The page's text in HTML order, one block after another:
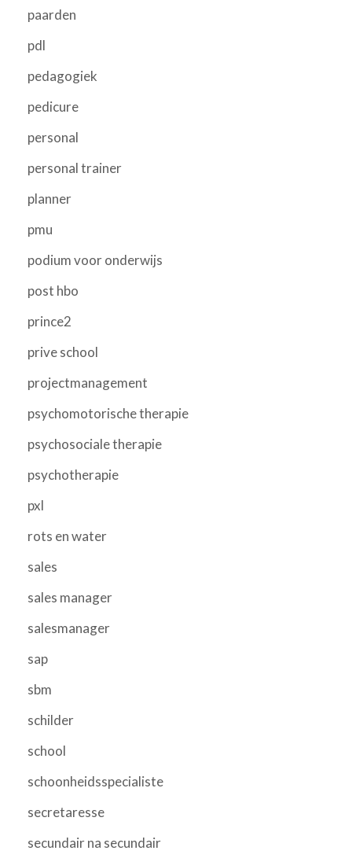
paarden
pdl
pedagogiek
pedicure
personal
personal trainer
planner
pmu
podium voor onderwijs
post hbo
prince2
prive school
projectmanagement
psychomotorische therapie
psychosociale therapie
psychotherapie
pxl
rots en water
sales
sales manager
salesmanager
sap
sbm
schilder
school
schoonheidsspecialiste
secretaresse
secundair na secundair